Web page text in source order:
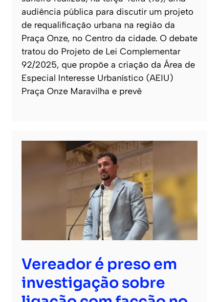
audiência pública para discutir um projeto
de requalificação urbana na região da
Praça Onze, no Centro da cidade. O debate
tratou do Projeto de Lei Complementar
92/2025, que propõe a criação da Área de
Especial Interesse Urbanístico (AEIU)
Praça Onze Maravilha e prevê
Vereador é preso em
investigação sobre